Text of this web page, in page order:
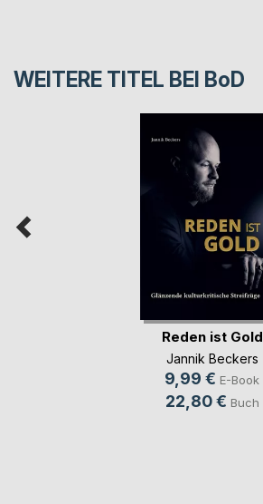
WEITERE TITEL BEI BoD
Reden ist Gold
Jannik Beckers
9,99 € E-Book
22,80 € Buch